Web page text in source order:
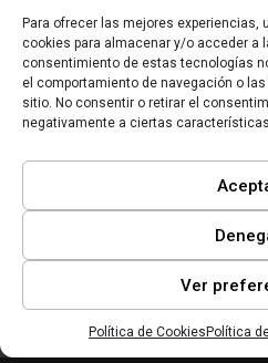
Para ofrecer las mejores
cookies para almacenar y/o acceder a
consentimiento de estas tecnologías
el comportamiento de navegación o
sitio. No consentir o retirar el
negativamente a ciertas
Ver
Política de Cookies Política
Ciberseguridad
La Ciberseguridad en la
binomio inseparable. Con
Inicio Mi